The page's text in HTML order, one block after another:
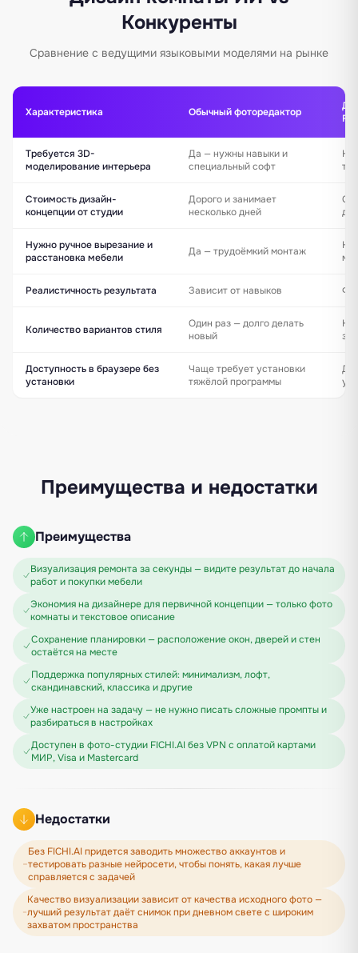
Конкуренты
Сравнение с ведущими языковыми моделями на рынке
Характеристика Обычный фоторедактор
Требуется 3D-
моделирование интерьера
Да — нужны навыки и
специальный софт
Стоимость дизайн-
концепции от студии
Дорого и занимает
несколько дней
Нужно ручное вырезание и
расстановка мебели
Да — трудоёмкий монтаж
Реалистичность результата Зависит от навыков
Количество вариантов стиля
Один раз — долго делать
новый
Доступность в браузере без
установки
Чаще требует установки
тяжёлой программы
Да
Преимущества и недостатки
Преимущества
Визуализация ремонта за секунды — видите результат до начала
работ и покупки мебели
Экономия на дизайнере для первичной концепции — только фото
комнаты и текстовое описание
Сохранение планировки — расположение окон, дверей и стен
остаётся на месте
Поддержка популярных стилей: минимализм, лофт,
скандинавский, классика и другие
Уже настроен на задачу — не нужно писать сложные промпты и
разбираться в настройках
Доступен в фото-студии FICHI.AI без VPN с оплатой картами
МИР, Visa и Mastercard
Недостатки
Без FICHI.AI придется заводить множество аккаунтов и
тестировать разные нейросети, чтобы понять, какая лучше
справляется с задачей
Качество визуализации зависит от качества исходного фото —
лучший результат даёт снимок при дневном свете с широким
захватом пространства